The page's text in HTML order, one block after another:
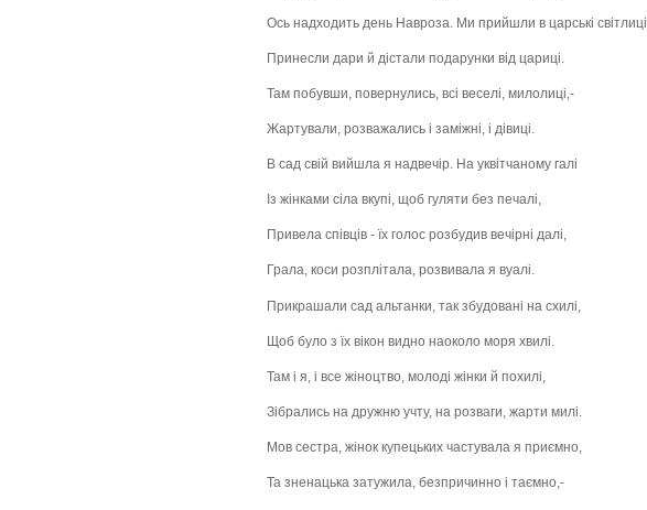
Ось надходить день Навроза. Ми прийшли в царські світлиці,
Принесли дари й дістали подарунки від цариці.
Там побувши, повернулись, всі веселі, милолиці,-
Жартували, розважались і заміжні, і дівиці.
В сад свій вийшла я надвечір. На уквітчаному галі
Із жінками сіла вкупі, щоб гуляти без печалі,
Привела співців - їх голос розбудив вечірні далі,
Грала, коси розплітала, розвивала я вуалі.
Прикрашали сад альтанки, так збудовані на схилі,
Щоб було з їх вікон видно наоколо моря хвилі.
Там і я, і все жіноцтво, молоді жінки й похилі,
Зібрались на дружню учту, на розваги, жарти милі.
Мов сестра, жінок купецьких частувала я приємно,
Та зненацька затужила, безпричинно і таємно,-